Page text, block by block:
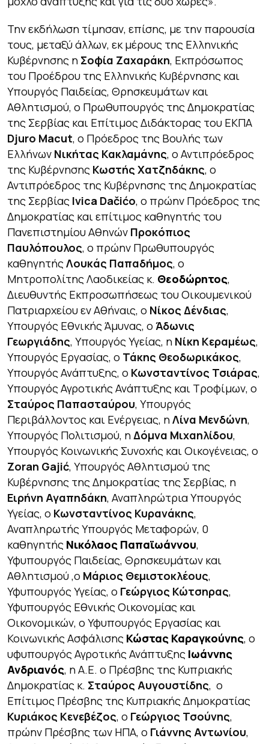
Την εκδήλωση τίμησαν, επίσης, με την παρουσία
τους, μεταξύ άλλων, εκ μέρους της Ελληνικής
Κυβέρνησης η Σοφία Ζαχαράκη, Εκπρόσωπος
του Προέδρου της Ελληνικής Κυβέρνησης και
Υπουργός Παιδείας, Θρησκευμάτων και
Αθλητισμού, ο Πρωθυπουργός της Δημοκρατίας
της Σερβίας και Επίτιμος Διδάκτορας του ΕΚΠΑ
Djuro Macut, ο Πρόεδρος της Βουλής των
Ελλήνων Νικήτας Κακλαμάνης, ο Αντιπρόεδρος
της Κυβέρνησης Κωστής Χατζηδάκης, ο
Αντιπρόεδρος της Κυβέρνησης της Δημοκρατίας
της Σερβίας Ivica Dačićο, ο πρώην Πρόεδρος της
Δημοκρατίας και επίτιμος καθηγητής του
Πανεπιστημίου Αθηνών Προκόπιος
Παυλόπουλος, ο πρώην Πρωθυπουργός
καθηγητήςΛουκάς Παπαδήμος, ο
Μητροπολίτης Λαοδικείας κ. Θεοδώρητος,
Διευθυντής Εκπροσωπήσεως του Οικουμενικού
Πατριαρχείου εν Αθήναις, ο Νίκος Δένδιας,
Υπουργός Εθνικής Άμυνας, ο Άδωνις
Γεωργιάδης, Υπουργός Υγείας, η Νίκη Κεραμέως,
Υπουργός Εργασίας, ο Τάκης Θεοδωρικάκος,
Υπουργός Ανάπτυξης, ο Κωνσταντίνος Τσιάρας,
Υπουργός Αγροτικής Ανάπτυξης και Τροφίμων, ο
Σταύρος Παπασταύρου, Υπουργός
Περιβάλλοντος και Ενέργειας, ηΛίνα Μενδώνη,
Υπουργός Πολιτισμού, ηΔόμνα Μιχαηλίδου,
Υπουργός Κοινωνικής Συνοχής και Οικογένειας, ο
Zoran Gajić, Υπουργός Αθλητισμού της
Κυβέρνησης της Δημοκρατίας της Σερβίας, η
Ειρήνη Αγαπηδάκη, Αναπληρώτρια Υπουργός
Υγείας, ο Κωνσταντίνος Κυρανάκης,
Αναπληρωτής Υπουργός Μεταφορών, 0
καθηγητής Νικόλαος Παπαϊωάννου,
Υφυπουργός Παιδείας, Θρησκευμάτων και
Αθλητισμού ,ο Μάριος Θεμιστοκλέους,
Υφυπουργός Υγείας, ο Γεώργιος Κώτσηρας,
Υφυπουργός Εθνικής Οικονομίας και
Οικονομικών, o Υφυπουργός Εργασίας και
Κοινωνικής Ασφάλισης Κώστας Καραγκούνης, o
υφυπουργός Αγροτικής Ανάπτυξης Ιωάννης
Ανδριανός, η Α.Ε. ο Πρέσβης της Κυπριακής
Δημοκρατίας κ. Σταύρος Αυγουστίδης, ο
Επίτιμος Πρέσβης της Κυπριακής Δημοκρατίας
Κυριάκος Κενεβέζος, ο Γεώργιος Τσούνης,
πρώην Πρέσβης των ΗΠΑ, ο Γιάννης Αντωνίου,